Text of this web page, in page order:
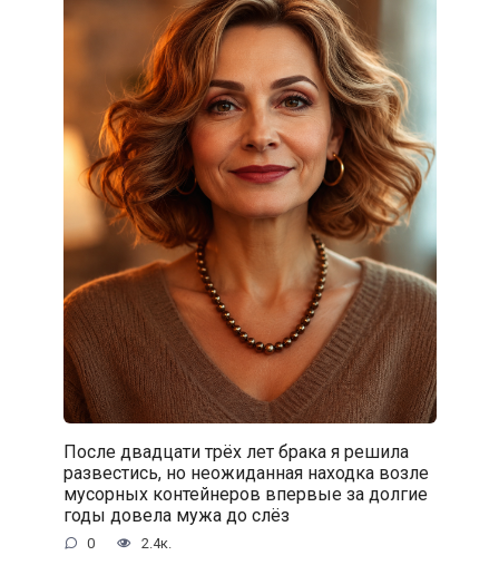
После двадцати трёх лет брака я решила
развестись, но неожиданная находка возле
мусорных контейнеров впервые за долгие
годы довела мужа до слёз
0 2.4к.